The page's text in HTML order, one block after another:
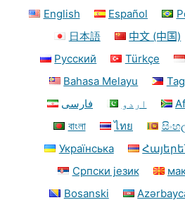
English Español
日本語
中文 (中国)
Русский
Türkçe
Bahasa Melayu
فارسی
اردو
বাংলা
ไทย
Українська
Српски језик
Bosanski